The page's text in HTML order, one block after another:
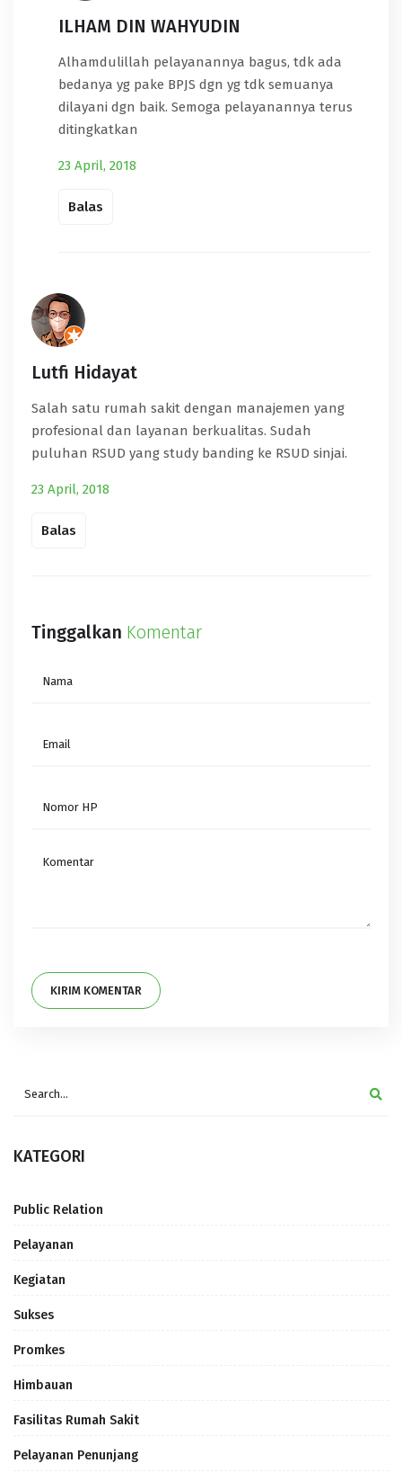
ILHAM DIN WAHYUDIN
Alhamdulillah pelayanannya bagus, tdk ada
bedanya yg pake BPJS dgn yg tdk semuanya
dilayani dgn baik. Semoga pelayanannya terus
ditingkatkan
23 April, 2018
Balas
Lutfi Hidayat
Salah satu rumah sakit dengan manajemen yang
profesional dan layanan berkualitas. Sudah
puluhan RSUD yang study banding ke RSUD sinjai.
23 April, 2018
Balas
Tinggalkan Komentar
KIRIM KOMENTAR
KATEGORI
Public Relation
Pelayanan
Kegiatan
Sukses
Promkes
Himbauan
Fasilitas Rumah Sakit
Pelayanan Penunjang